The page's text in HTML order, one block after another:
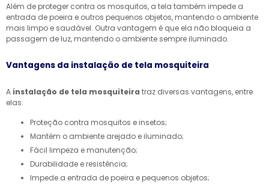
Além de proteger contra os mosquitos, a tela também impede a
entrada de poeira e outros pequenos objetos, mantendo o ambiente
mais limpo e saudável. Outra vantagem é que ela não bloqueia a
passagem de luz, mantendo o ambiente sempre iluminado.
Vantagens da instalação de tela mosquiteira
A instalação de tela mosquiteira traz diversas vantagens, entre
elas:
Proteção contra mosquitos e insetos;
Mantém o ambiente arejado e iluminado;
Fácil limpeza e manutenção;
Durabilidade e resistência;
Impede a entrada de poeira e pequenos objetos;